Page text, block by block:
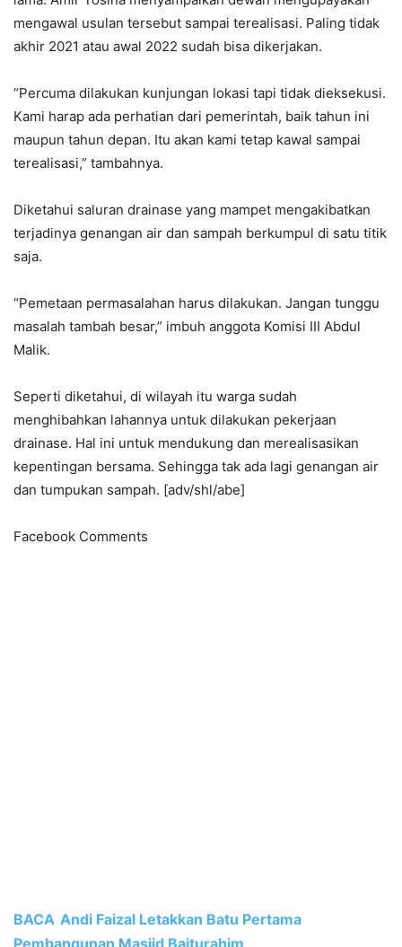
mengawal usulan tersebut sampai terealisasi. Paling tidak
akhir 2021 atau awal 2022 sudah bisa dikerjakan.
“Percuma dilakukan kunjungan lokasi tapi tidak dieksekusi.
Kami harap ada perhatian dari pemerintah, baik tahun ini
maupun tahun depan. Itu akan kami tetap kawal sampai
terealisasi,” tambahnya.
Diketahui saluran drainase yang mampet mengakibatkan
terjadinya genangan air dan sampah berkumpul di satu titik
saja.
“Pemetaan permasalahan harus dilakukan. Jangan tunggu
masalah tambah besar,” imbuh anggota Komisi III Abdul
Malik.
Seperti diketahui, di wilayah itu warga sudah
menghibahkan lahannya untuk dilakukan pekerjaan
drainase. Hal ini untuk mendukung dan merealisasikan
kepentingan bersama. Sehingga tak ada lagi genangan air
dan tumpukan sampah. [adv/shl/abe]
Facebook Comments
BACA Andi Faizal Letakkan Batu Pertama
Pembangunan Masjid Baiturahim